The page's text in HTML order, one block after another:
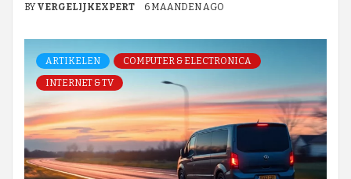
BY VERGELIJKEXPERT 6 MAANDEN AGO
ARTIKELEN
COMPUTER & ELECTRONICA
INTERNET & TV